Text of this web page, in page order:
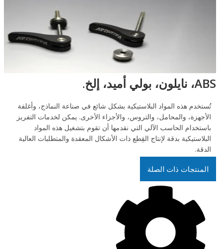
ABS، نايلون، بولي أميد، إلخ.
تُستخدم هذه المواد البلاستيكية بشكل شائع في صناعة النماذج، وأغلفة
الأجهزة، والمحامل، والتروس، والأجزاء الأخرى. يمكن لخدمات التفريز
باستخدام الحاسب الآلي التي نقدمها أن تقوم بتشغيل هذه المواد
البلاستيكية بدقة لإنتاج القِطع ذات الأشكال المعقدة والمتطلبات العالية
الدقة.
المنتجات ذات الصلة